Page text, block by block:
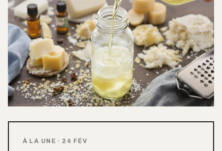
À LA UNE · 24 FÉV